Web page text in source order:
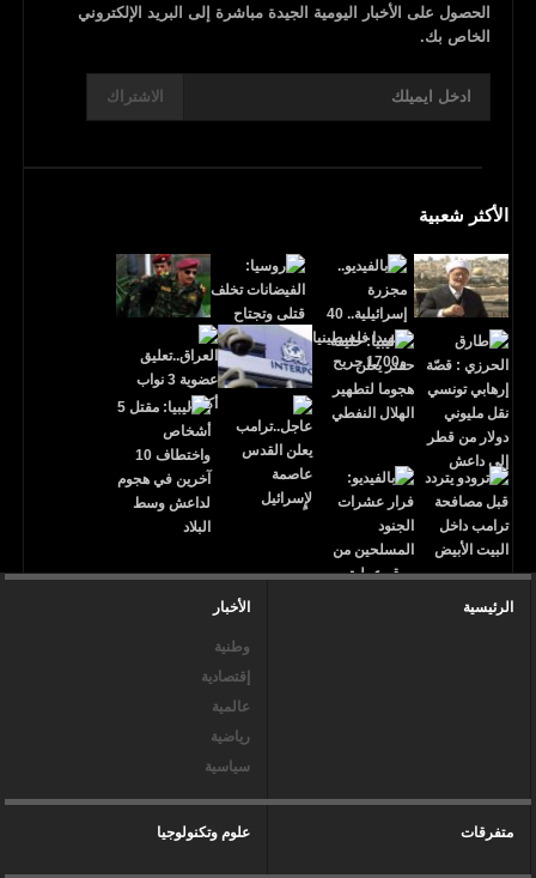
الحصول على الأخبار اليومية الجيدة مباشرة إلى البريد الإلكتروني
الخاص بك.
الاشتراك
الأكثر شعبية
الرئيسية الأخبار
وطنية
إقتصادية
عالمية
رياضية
سياسية
متفرقات علوم وتكنولوجيا